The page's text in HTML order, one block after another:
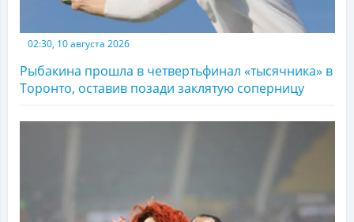
02:30, 10 августа 2026
Рыбакина прошла в четвертьфинал «тысячника» в
Торонто, оставив позади заклятую соперницу